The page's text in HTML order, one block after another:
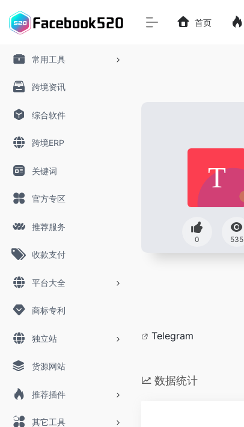
常用工具
跨境资讯
综合软件
跨境ERP
关键词
官方专区
推荐服务
收款支付
平台大全
商标专利
独立站
货源网站
推荐插件
其它工具
首页
0 535
Telegram
数据统计